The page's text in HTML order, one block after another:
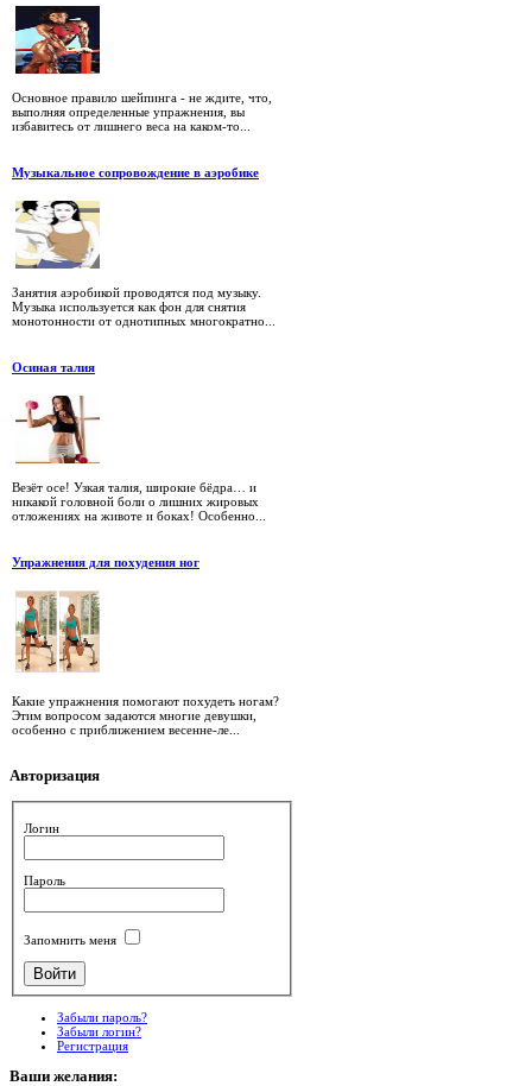
Основное правило шейпинга - не ждите, что,
выполняя определенные упражнения, вы
избавитесь от лишнего веса на каком-то...
Музыкальное сопровождение в аэробике
Занятия аэробикой проводятся под музыку.
Музыка используется как фон для снятия
монотонности от однотипных многократно...
Осиная талия
Везёт осе! Узкая талия, широкие бёдра… и
никакой головной боли о лишних жировых
отложениях на животе и боках! Особенно...
Упражнения для похудения ног
Какие упражнения помогают похудеть ногам?
Этим вопросом задаются многие девушки,
особенно с приближением весенне-ле...
Авторизация
Логин
Пароль
Запомнить меня
Забыли пароль?
Забыли логин?
Регистрация
Ваши желания: